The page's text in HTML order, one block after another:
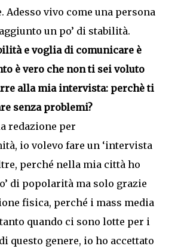
Adesso vivo come una persona
un po’ di stabilità.
e voglia di comunicare è
è vero che non ti sei voluto
alla mia intervista: perchè ti
senza problemi?
redazione per
io volevo fare un ‘intervista
perché nella mia città ho
di popolarità ma solo grazie
fisica, perché i mass media
quando ci sono lotte per i
questo genere, io ho accettato